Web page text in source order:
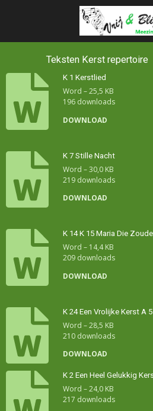
de
Teksten Kerst repertoire
K 1 Kerstlied
Word – 25,5 KB
196 downloads
DOWNLOAD
K 7 Stille Nacht
Word – 30,0 KB
219 downloads
DOWNLOAD
K 14 K 15 Maria Die
Word – 14,4 KB
209 downloads
DOWNLOAD
K 24 Een Vrolijke Kerst A 5
Word – 28,5 KB
210 downloads
DOWNLOAD
K 2 Een Heel Gelukkig
Word – 24,0 KB
217 downloads